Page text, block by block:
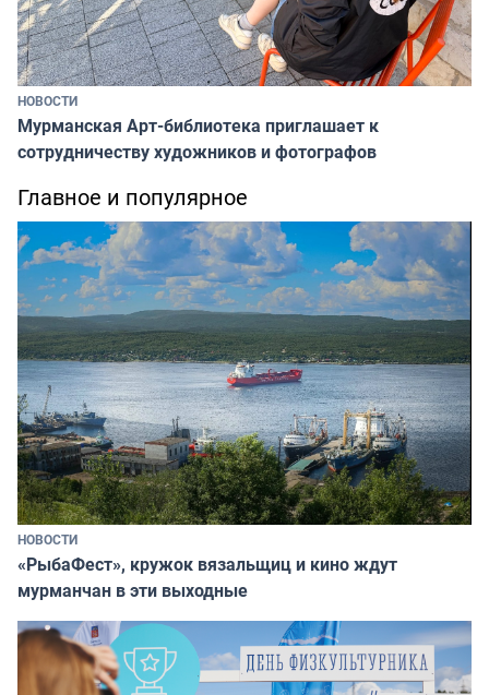
НОВОСТИ
Мурманская Арт-библиотека приглашает к
сотрудничеству художников и фотографов
Главное и популярное
НОВОСТИ
«РыбаФест», кружок вязальщиц и кино ждут
мурманчан в эти выходные